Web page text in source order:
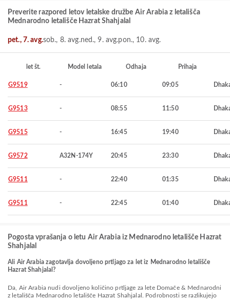
Preverite razpored letov letalske družbe Air Arabia z letališča
Mednarodno letališče Hazrat Shahjalal
pet., 7. avg.sob., 8. avg.ned., 9. avg.pon., 10. avg.
let št. Model letala Odhaja Prihaja
G9519 - 06:10 09:05
G9513 - 08:55 11:50
G9515 - 16:45 19:40
G9572 A32N-174Y 20:45 23:30
G9511 - 22:40 01:35
G9511 - 22:45 01:40
Pogosta vprašanja o letu Air Arabia iz Mednarodno letališče Hazrat
Shahjalal
Ali Air Arabia zagotavlja dovoljeno prtljago za let iz Mednarodno letališče
Hazrat Shahjalal?
Da, Air Arabia nudi dovoljeno količino prtljage za lete Domače & Mednarodni
z letališča Mednarodno letališče Hazrat Shahjalal. Podrobnosti se razlikujejo